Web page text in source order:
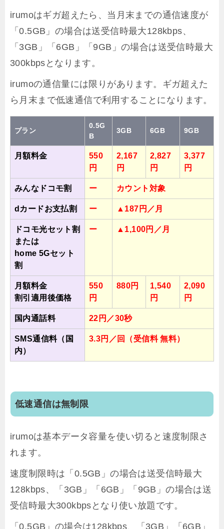
irumoはギガ超えたら、当月末までの通信速度が
「0.5GB」の場合は送受信時最大128kbps、
「3GB」「6GB」「9GB」の場合は送受信時最大
300kbpsとなります。
irumoの通信量には限りがあります。ギガ超えた
ら月末まで低速通信で利用することになります。
プラン
0.5G
B
3GB 6GB 9GB
月額料金
550
円
2,167
円
2,827
円
3,377
円
みんなドコモ割 ー カウント対象
dカードお支払割 ー ▲187円／月
ドコモ光セット割
または
home 5Gセット
割
ー ▲1,100円／月
月額料金
割引適用後価格
550
円
880円
1,540
円
2,090
円
国内通話料 22円／30秒
SMS通信料（国
内）
3.3円／回（受信料 無料）
低速通信は無制限
irumoは基本データ容量を使い切ると速度制限さ
れます。
速度制限時は「0.5GB」の場合は送受信時最大
128kbps、「3GB」「6GB」「9GB」の場合は送
受信時最大300kbpsとなり使い放題です。
「0.5GB」の場合は128kbps、「3GB」「6GB」